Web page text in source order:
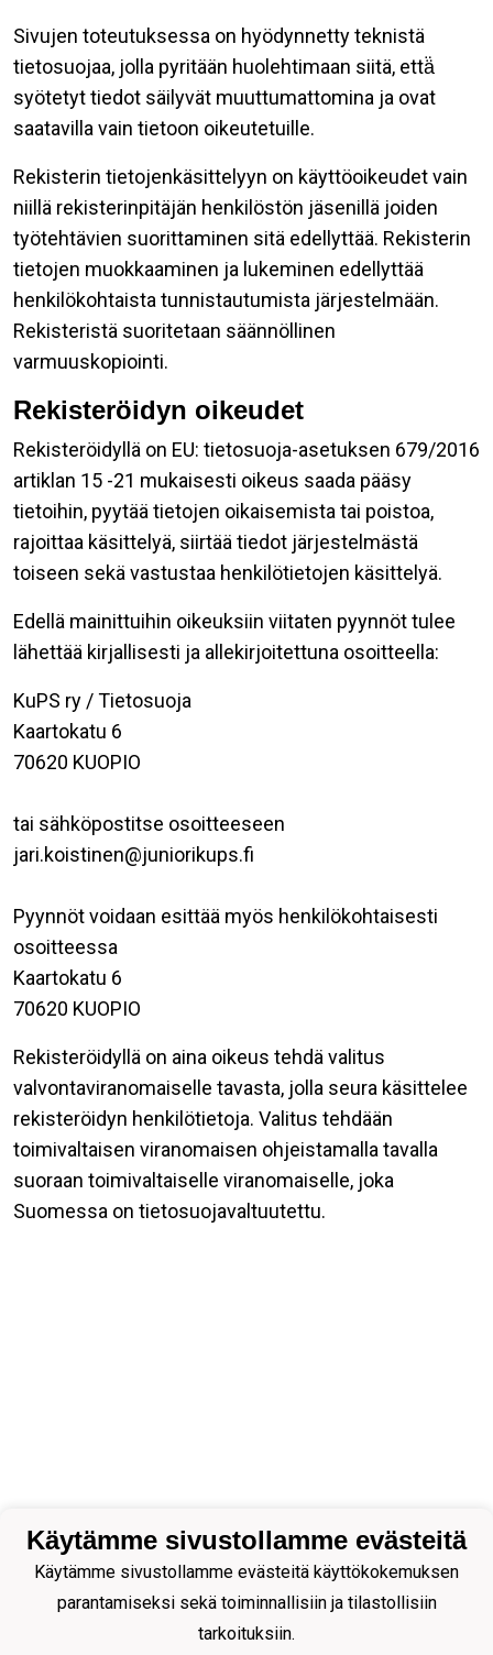
Sivujen toteutuksessa on hyödynnetty teknistä
tietosuojaa, jolla pyritään huolehtimaan siitä, että̈
syötetyt tiedot säilyvät muuttumattomina ja ovat
saatavilla vain tietoon oikeutetuille.
Rekisterin tietojenkäsittelyyn on käyttöoikeudet vain
niillä rekisterinpitäjän henkilöstön jäsenillä joiden
työtehtävien suorittaminen sitä edellyttää. Rekisterin
tietojen muokkaaminen ja lukeminen edellyttää
henkilökohtaista tunnistautumista järjestelmään.
Rekisteristä suoritetaan säännöllinen
varmuuskopiointi.
Rekisteröidyn oikeudet
Rekisteröidyllä on EU: tietosuoja-asetuksen 679/2016
artiklan 15 -21 mukaisesti oikeus saada pääsy
tietoihin, pyytää tietojen oikaisemista tai poistoa,
rajoittaa käsittelyä, siirtää tiedot järjestelmästä
toiseen sekä vastustaa henkilötietojen käsittelyä.
Edellä mainittuihin oikeuksiin viitaten pyynnöt tulee
lähettää kirjallisesti ja allekirjoitettuna osoitteella:
KuPS ry / Tietosuoja
Kaartokatu 6
70620 KUOPIO
tai sähköpostitse osoitteeseen
jari.koistinen@juniorikups.fi
Pyynnöt voidaan esittää myös henkilökohtaisesti
osoitteessa
Kaartokatu 6
70620 KUOPIO
Rekisteröidyllä on aina oikeus tehdä valitus
valvontaviranomaiselle tavasta, jolla seura käsittelee
rekisteröidyn henkilötietoja. Valitus tehdään
toimivaltaisen viranomaisen ohjeistamalla tavalla
suoraan toimivaltaiselle viranomaiselle, joka
Suomessa on tietosuojavaltuutettu.
Käytämme sivustollamme evästeitä
Käytämme sivustollamme evästeitä käyttökokemuksen
parantamiseksi sekä toiminnallisiin ja tilastollisiin
tarkoituksiin.